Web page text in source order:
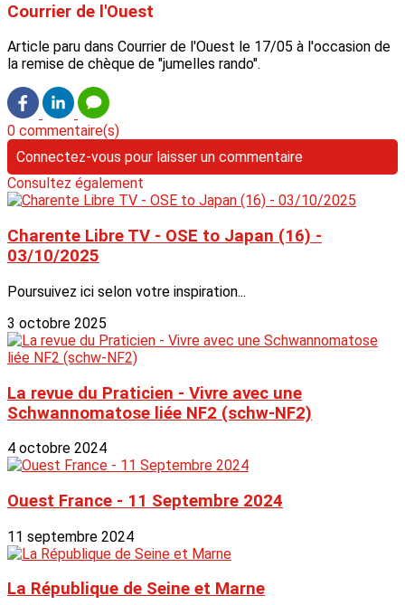
Courrier de l'Ouest
Article paru dans Courrier de l'Ouest le 17/05 à l'occasion de
la remise de chèque de "jumelles rando".
0 commentaire(s)
Connectez-vous pour laisser un commentaire
Consultez également
Charente Libre TV - OSE to Japan (16) -
03/10/2025
Poursuivez ici selon votre inspiration...
3 octobre 2025
La revue du Praticien - Vivre avec une
Schwannomatose liée NF2 (schw-NF2)
4 octobre 2024
Ouest France - 11 Septembre 2024
11 septembre 2024
La République de Seine et Marne